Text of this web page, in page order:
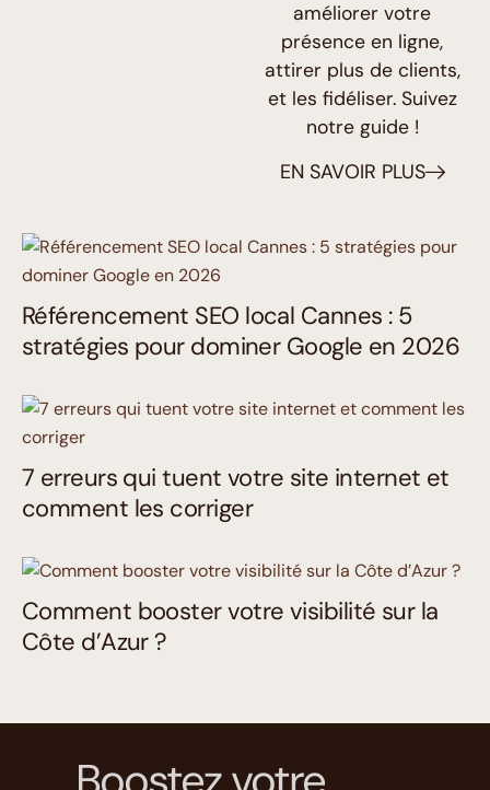
améliorer votre
présence en ligne,
attirer plus de clients,
et les fidéliser. Suivez
notre guide !
EN SAVOIR PLUS
Référencement SEO local Cannes : 5
stratégies pour dominer Google en 2026
7 erreurs qui tuent votre site internet et
comment les corriger
Comment booster votre visibilité sur la
Côte d’Azur ?